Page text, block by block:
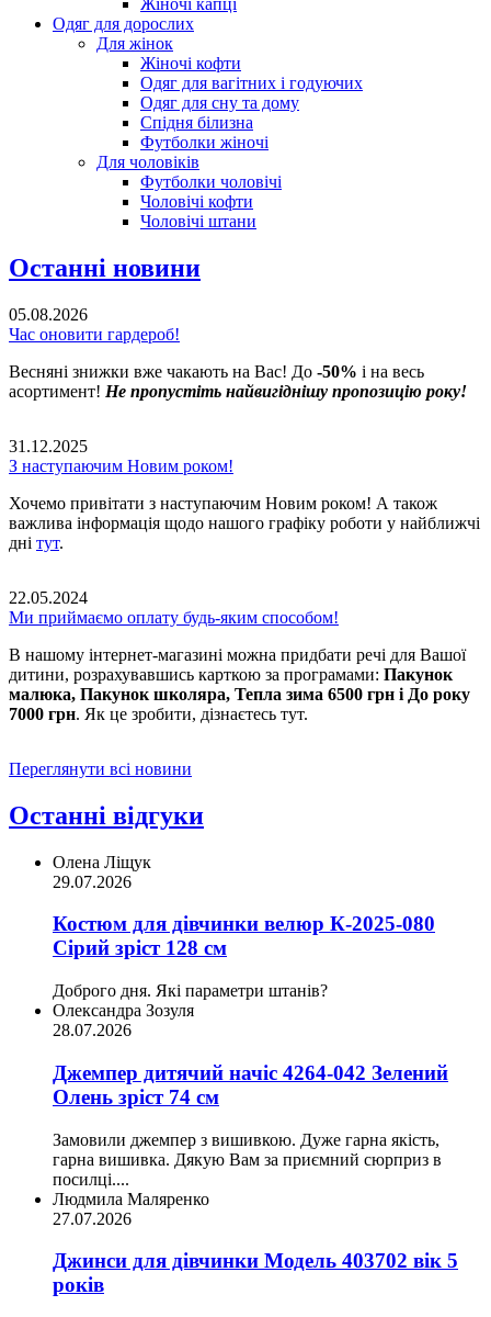
Жіночі капці
Одяг для дорослих
Для жінок
Жіночі кофти
Одяг для вагітних і годуючих
Одяг для сну та дому
Спідня білизна
Футболки жіночі
Для чоловіків
Футболки чоловічі
Чоловічі кофти
Чоловічі штани
Останні новини
05.08.2026
Час оновити гардероб!
Весняні знижки вже чакають на Вас! До -50% і на весь
асортимент! Не пропустіть найвигіднішу пропозицію року!
31.12.2025
З наступаючим Новим роком!
Хочемо привітати з наступаючим Новим роком! А також
важлива інформація щодо нашого графіку роботи у найближчі
дні тут.
22.05.2024
Ми приймаємо оплату будь-яким способом!
В нашому інтернет-магазині можна придбати речі для Вашої
дитини, розрахувавшись карткою за програмами: Пакунок
малюка, Пакунок школяра, Тепла зима 6500 грн і До року
7000 грн. Як це зробити, дізнаєтесь тут.
Переглянути всі новини
Останні відгуки
Олена Ліщук
29.07.2026
Костюм для дівчинки велюр К-2025-080
Сірий зріст 128 см
Доброго дня. Які параметри штанів?
Олександра Зозуля
28.07.2026
Джемпер дитячий начіс 4264-042 Зелений
Олень зріст 74 см
Замовили джемпер з вишивкою. Дуже гарна якість,
гарна вишивка. Дякую Вам за приємний сюрприз в
посилці....
Людмила Маляренко
27.07.2026
Джинси для дівчинки Модель 403702 вік 5
років